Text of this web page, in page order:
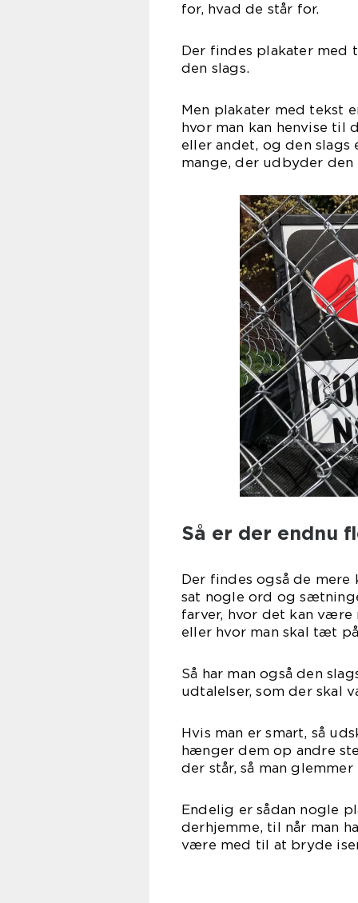
for, hvad de står for.
Der findes plakater med
den slags.
Men plakater med tekst
hvor man kan henvise til
eller andet, og den slags
mange, der udbyder den
Så er der endnu
Der findes også de mere
sat nogle ord og
farver, hvor det kan
eller hvor man skal tæt
Så har man også den
udtalelser, som der skal
Hvis man er smart, så
hænger dem op andre
der står, så man
Endelig er sådan nogle
derhjemme, til når man
være med til at bryde